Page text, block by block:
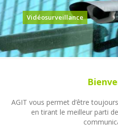
Vidéosurveillance
AGIT vous permet d’être
en tirant le meilleur parti